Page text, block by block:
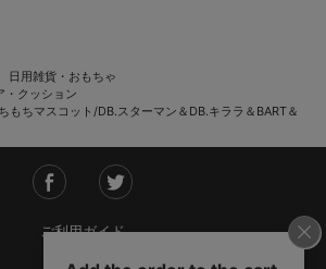
日用雑貨・おもちゃ
・クッション
もちマスコット/DB.スターマン＆DB.キララ＆BART＆
ご利用ガイド